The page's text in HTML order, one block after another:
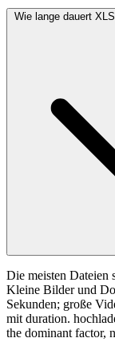
Wie lange dauert
Die meisten Dateien
Kleine Bilder und
Sekunden; große
mit duration.
the dominant factor,